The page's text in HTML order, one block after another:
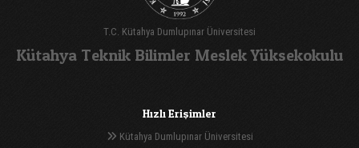
T.C. Kütahya Dumlupınar Üniversitesi
Kütahya Teknik Bilimler Meslek Yüksekokulu
Hızlı Erişimler
Kütahya Dumlupınar Üniversitesi